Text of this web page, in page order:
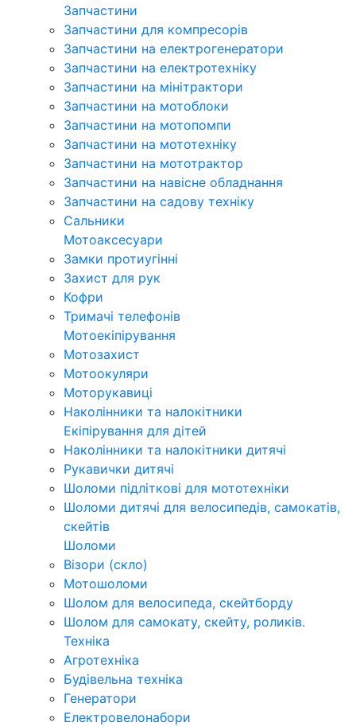
Запчастини
Запчастини для компресорів
Запчастини на електрогенератори
Запчастини на електротехніку
Запчастини на мінітрактори
Запчастини на мотоблоки
Запчастини на мотопомпи
Запчастини на мототехніку
Запчастини на мототрактор
Запчастини на навісне обладнання
Запчастини на садову техніку
Сальники
Мотоаксесуари
Замки протиугінні
Захист для рук
Кофри
Тримачі телефонів
Мотоекіпірування
Мотозахист
Мотоокуляри
Моторукавиці
Наколінники та налокітники
Екіпірування для дітей
Наколінники та налокітники дитячі
Рукавички дитячі
Шоломи підліткові для мототехніки
Шоломи дитячі для велосипедів, самокатів,
скейтів
Шоломи
Візори (скло)
Мотошоломи
Шолом для велосипеда, скейтборду
Шолом для самокату, скейту, роликів.
Техніка
Агротехніка
Будівельна техніка
Генератори
Електровелонабори